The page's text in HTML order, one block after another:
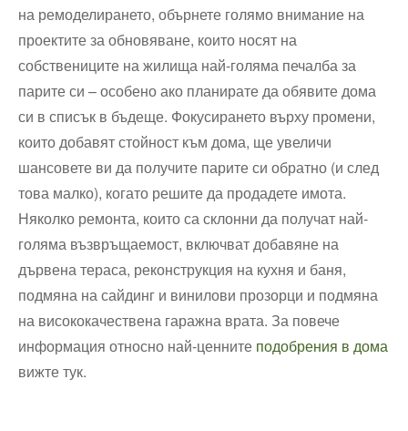
на ремоделирането, обърнете голямо внимание на
проектите за обновяване, които носят на
собствениците на жилища най-голяма печалба за
парите си – особено ако планирате да обявите дома
си в списък в бъдеще. Фокусирането върху промени,
които добавят стойност към дома, ще увеличи
шансовете ви да получите парите си обратно (и след
това малко), когато решите да продадете имота.
Няколко ремонта, които са склонни да получат най-
голяма възвръщаемост, включват добавяне на
дървена тераса, реконструкция на кухня и баня,
подмяна на сайдинг и винилови прозорци и подмяна
на висококачествена гаражна врата. За повече
информация относно най-ценните подобрения в дома
вижте тук.